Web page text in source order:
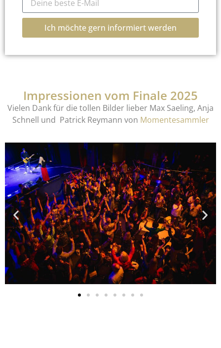
Ich möchte gern informiert werden
Impressionen vom Finale 2025
Vielen Dank für die tollen Bilder lieber Max Saeling, Anja
Schnell und Patrick Reymann von Momentesammler